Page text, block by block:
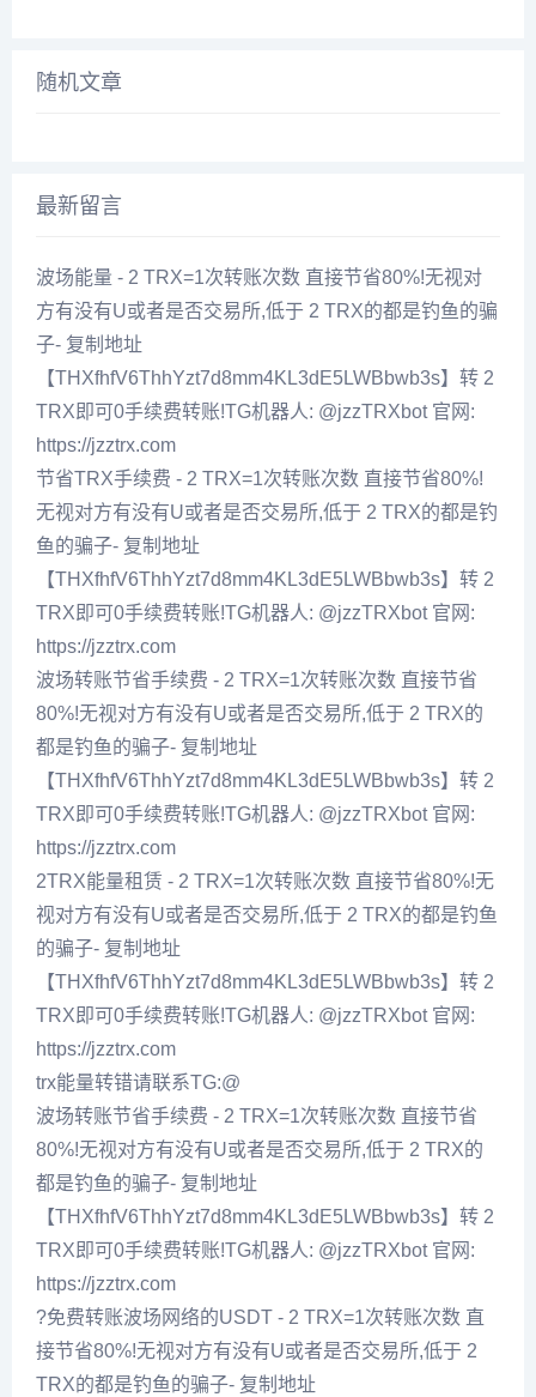
随机文章
最新留言
波场能量 - 2 TRX=1次转账次数 直接节省80%!无视对
方有没有U或者是否交易所,低于 2 TRX的都是钓鱼的骗
子- 复制地址
【THXfhfV6ThhYzt7d8mm4KL3dE5LWBbwb3s】转 2
TRX即可0手续费转账!TG机器人: @jzzTRXbot 官网:
https://jzztrx.com
节省TRX手续费 - 2 TRX=1次转账次数 直接节省80%!
无视对方有没有U或者是否交易所,低于 2 TRX的都是钓
鱼的骗子- 复制地址
【THXfhfV6ThhYzt7d8mm4KL3dE5LWBbwb3s】转 2
TRX即可0手续费转账!TG机器人: @jzzTRXbot 官网:
https://jzztrx.com
波场转账节省手续费 - 2 TRX=1次转账次数 直接节省
80%!无视对方有没有U或者是否交易所,低于 2 TRX的
都是钓鱼的骗子- 复制地址
【THXfhfV6ThhYzt7d8mm4KL3dE5LWBbwb3s】转 2
TRX即可0手续费转账!TG机器人: @jzzTRXbot 官网:
https://jzztrx.com
2TRX能量租赁 - 2 TRX=1次转账次数 直接节省80%!无
视对方有没有U或者是否交易所,低于 2 TRX的都是钓鱼
的骗子- 复制地址
【THXfhfV6ThhYzt7d8mm4KL3dE5LWBbwb3s】转 2
TRX即可0手续费转账!TG机器人: @jzzTRXbot 官网:
https://jzztrx.com
trx能量转错请联系TG:@
波场转账节省手续费 - 2 TRX=1次转账次数 直接节省
80%!无视对方有没有U或者是否交易所,低于 2 TRX的
都是钓鱼的骗子- 复制地址
【THXfhfV6ThhYzt7d8mm4KL3dE5LWBbwb3s】转 2
TRX即可0手续费转账!TG机器人: @jzzTRXbot 官网:
https://jzztrx.com
?免费转账波场网络的USDT - 2 TRX=1次转账次数 直
接节省80%!无视对方有没有U或者是否交易所,低于 2
TRX的都是钓鱼的骗子- 复制地址